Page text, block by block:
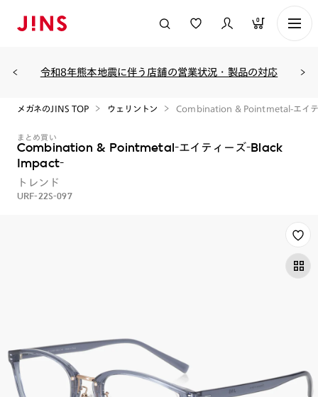
0
令和8年熊本地震に伴う店舗の営業状況・製品の対応
メガネのJINS TOP ウェリントン Combination & Pointmetal-エイ
まとめ買い
Combination & Pointmetal-エイティーズ-Black
Impact-
トレンド
URF-22S-097